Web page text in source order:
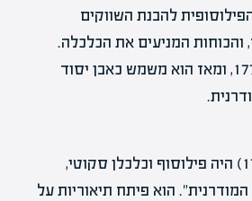
להבנת השווקים
והכוחות המניעים את הכלכלה.
הספר פורסם בשנת 1776, ומאז הוא משמש כאבן יסוד
היה פילוסוף וכלכלן סקוטי,
הוא פיתח תיאוריות על